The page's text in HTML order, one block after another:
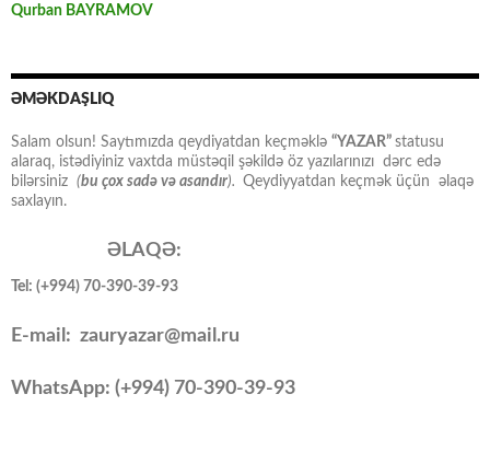
Qurban BAYRAMOV
ƏMƏKDAŞLIQ
Salam olsun! Saytımızda qeydiyatdan keçməklə “YAZAR” statusu
alaraq, istədiyiniz vaxtda müstəqil şəkildə öz yazılarınızı dərc edə
bilərsiniz (bu çox sadə və asandır). Qeydiyyatdan keçmək üçün əlaqə
saxlayın.
ƏLAQƏ:
Tel: (+994) 70-390-39-93
E-mail: zauryazar@mail.ru
WhatsApp: (+994) 70-390-39-93